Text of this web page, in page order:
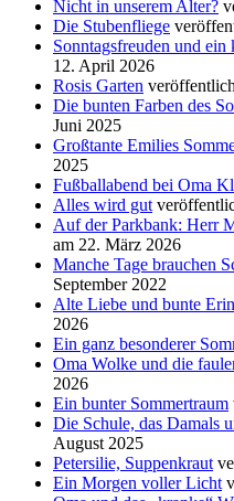
Nicht in unserem Alter?
Die Stubenfliege
Sonntagsfreuden und ein
12. April 2026
Rosis Garten
Die bunten Farben des
Juni 2025
Großtante Emilies
2025
Fußballabend bei Oma
Alles wird gut
Auf der Parkbank: Herr
am 22. März 2026
Manche Tage brauchen
September 2022
Alte Liebe und bunte
2026
Ein ganz besonderer
Oma Wolke und die
2026
Ein bunter Sommertraum
Die Schule, das Damals
August 2025
Petersilie, Suppenkraut
Ein Morgen voller Licht